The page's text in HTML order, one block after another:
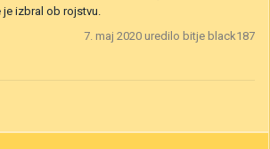
je izbral ob rojstvu.
7. maj 2020 uredilo bitje black187